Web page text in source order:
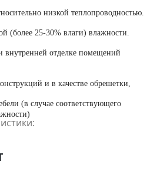
низкой теплопроводностью.
(более 25-30% влаги) влажности.
внутренней отделке помещений
и в качестве обрешетки,
(в случае соответствующего